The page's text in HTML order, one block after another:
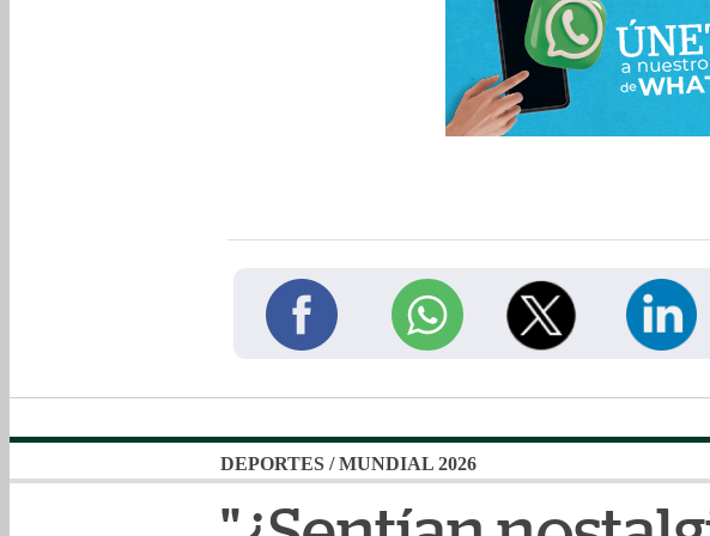
DEPORTES /MUNDIAL 2026